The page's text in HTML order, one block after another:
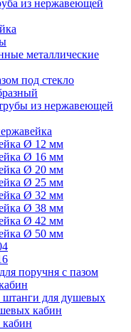
из нержавеющей
металлические
под стекло
из нержавеющей
Ø 12 мм
Ø 16 мм
Ø 20 мм
Ø 25 мм
Ø 32 мм
Ø 38 мм
Ø 42 мм
Ø 50 мм
поручня с пазом
штанги для душевых
кабин